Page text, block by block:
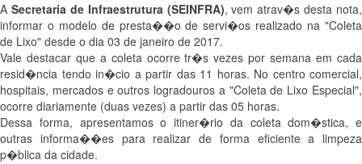
A Secretaria de Infraestrutura (SEINFRA), vem atrav�s desta nota,
informar o modelo de presta��o de servi�os realizado na "Coleta
de Lixo" desde o dia 03 de janeiro de 2017.
Vale destacar que a coleta ocorre tr�s vezes por semana em cada
resid�ncia tendo in�cio a partir das 11 horas. No centro comercial,
hospitais, mercados e outros logradouros a "Coleta de Lixo Especial",
ocorre diariamente (duas vezes) a partir das 05 horas.
Dessa forma, apresentamos o itiner�rio da coleta dom�stica, e
outras informa��es para realizar de forma eficiente a limpeza
p�blica da cidade.